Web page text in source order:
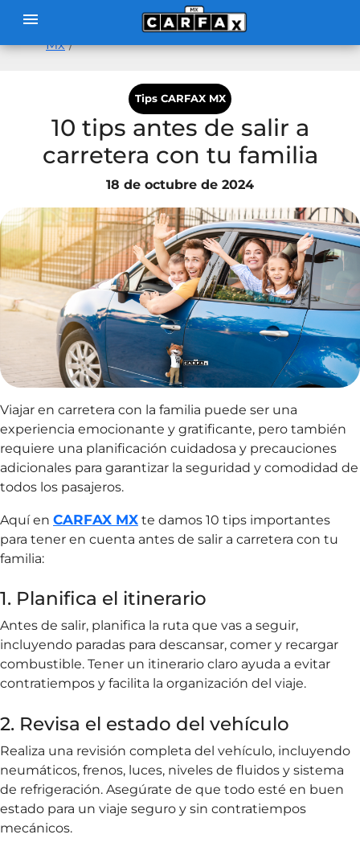
menu
Blog
Mx
10 tips antes de salir a carretera
con tu familia
Tips CARFAX MX
10 tips antes de salir a
carretera con tu familia
18 de octubre de 2024
Viajar en carretera con la familia puede ser una
experiencia emocionante y gratificante, pero también
requiere una planificación cuidadosa y precauciones
adicionales para garantizar la seguridad y comodidad de
todos los pasajeros.
Aquí en CARFAX MX te damos 10 tips importantes
para tener en cuenta antes de salir a carretera con tu
familia:
1. Planifica el itinerario
Antes de salir, planifica la ruta que vas a seguir,
incluyendo paradas para descansar, comer y recargar
combustible. Tener un itinerario claro ayuda a evitar
contratiempos y facilita la organización del viaje.
2. Revisa el estado del vehículo
Realiza una revisión completa del vehículo, incluyendo
neumáticos, frenos, luces, niveles de fluidos y sistema
de refrigeración. Asegúrate de que todo esté en buen
estado para un viaje seguro y sin contratiempos
mecánicos.